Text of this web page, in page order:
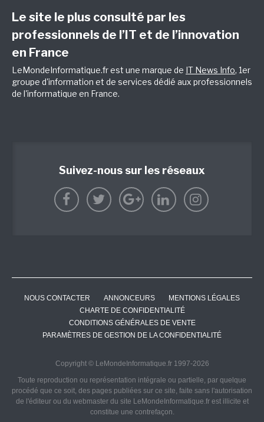
Le site le plus consulté par les
professionnels de l’IT et de l’innovation
en France
LeMondeInformatique.fr est une marque de IT News Info, 1er
groupe d'information et de services dédié aux professionnels
de l'informatique en France.
Suivez-nous sur les réseaux
NOUS CONTACTER ANNONCEURS
MENTIONS LÉGALES
CHARTE DE CONFIDENTIALITÉ
CONDITIONS GÉNÉRALES DE VENTE
PARAMÈTRES DE GESTION DE LA CONFIDENTIALITÉ
Copyright © LeMondeInformatique.fr 1997-2026
Toute reproduction ou représentation intégrale ou partielle, par quelque
procédé que ce soit, des pages publiées sur ce site, faite sans l'autorisation
de l'éditeur ou du webmaster du site LeMondeInformatique.fr est illicite et
constitue une contrefaçon.